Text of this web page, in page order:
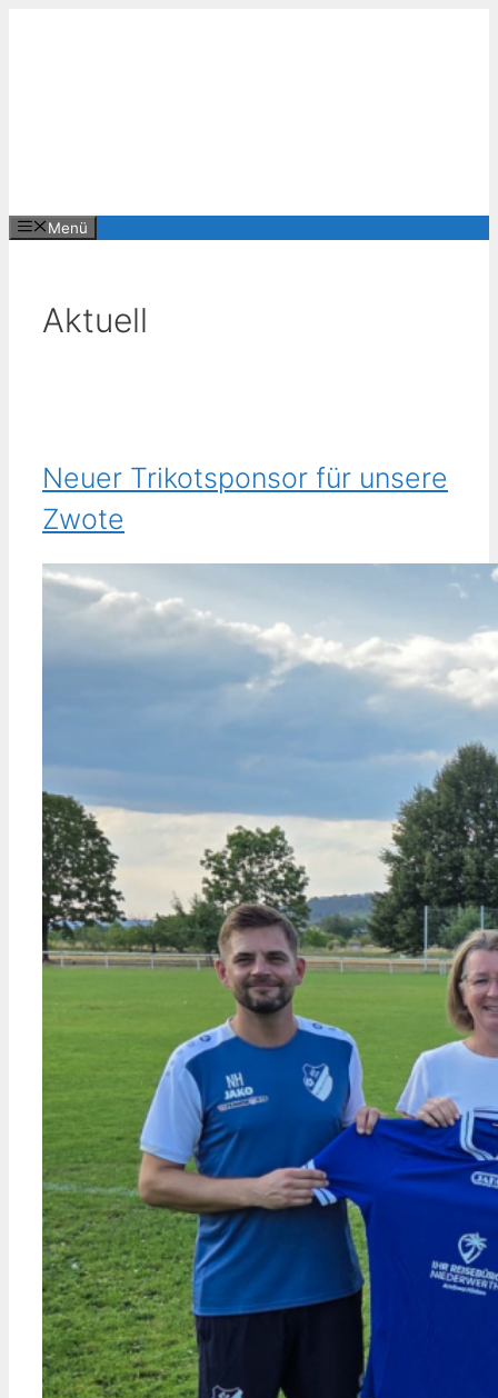
Menü
Aktuell
Neuer Trikotsponsor für unsere
Zwote